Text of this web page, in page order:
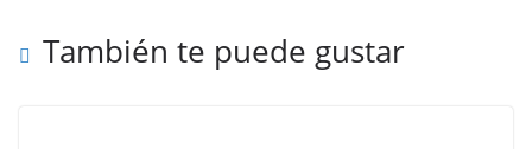
También te puede gustar